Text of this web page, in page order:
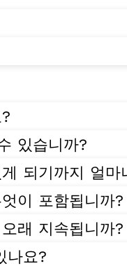
있습니까?
되기까지 얼
이 포함됩니까?
래 지속됩니까?
나요?